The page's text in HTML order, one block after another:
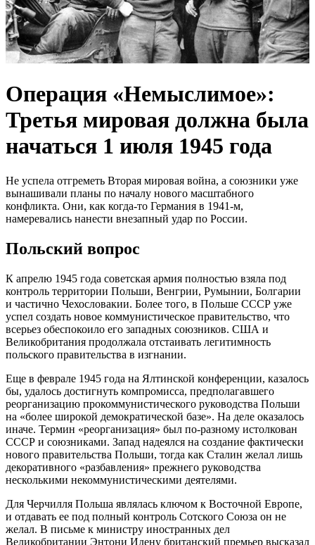
Операция «Немыслимое»:
Третья мировая должна была
начаться 1 июля 1945 года
Не успела отгреметь Вторая мировая война, а союзники уже
вынашивали планы по началу нового масштабного
конфликта. Они, как когда-то Германия в 1941-м,
намеревались нанести внезапный удар по России.
Польский вопрос
К апрелю 1945 года советская армия полностью взяла под
контроль территории Польши, Венгрии, Румынии, Болгарии
и частично Чехословакии. Более того, в Польше СССР уже
успел создать новое коммунистическое правительство, что
всерьез обеспокоило его западных союзников. США и
Великобритания продолжала отстаивать легитимность
польского правительства в изгнании.
Еще в феврале 1945 года на Ялтинской конференции, казалось
бы, удалось достигнуть компромисса, предполагавшего
реорганизацию прокоммунистического руководства Польши
на «более широкой демократической базе». На деле оказалось
иначе. Термин «реорганизация» был по-разному истолкован
СССР и союзниками. Запад надеялся на создание фактически
нового правительства Польши, тогда как Сталин желал лишь
декоративного «разбавления» прежнего руководства
несколькими некоммунистическими деятелями.
Для Черчилля Польша являлась ключом к Восточной Европе,
и отдавать ее под полный контроль Сотского Союза он не
желал. В письме к министру иностранных дел
Великобритании Энтони Идену британский премьер высказал